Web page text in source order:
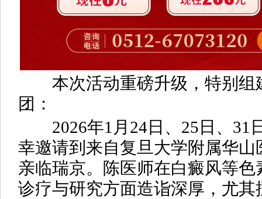
本次活动重磅升级，特别组
团：
2026年1月24日、25日、31
幸邀请到来自复旦大学附属华
亲临瑞京。陈医师在白癜风等
诊疗与研究方面造诣深厚，尤